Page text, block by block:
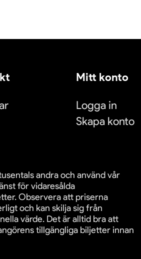
Mitt konto
Logga in
Skapa konto
andra och använd vår
för vidaresålda
Observera att priserna
och kan skilja sig från
värde. Det är alltid bra att
tillgängliga biljetter innan